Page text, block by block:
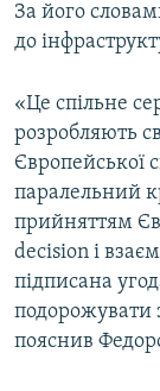
За його
до
«Це спільне
розробляють
Європейської
паралельний
прийняттям
decision і
підписана
подорожувати
пояснив